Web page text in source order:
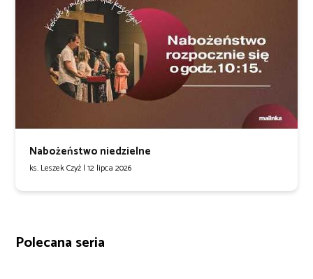
Nabożeństwo niedzielne
ks. Leszek Czyż | 12 lipca 2026
Polecana seria